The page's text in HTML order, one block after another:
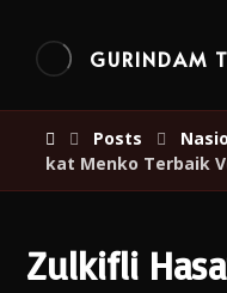
GURINDAM
Posts
kat Menko Terbaik
Zulkifli